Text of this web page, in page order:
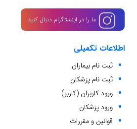
ما را در اینستاگرام دنبال کنید
اطلاعات تکمیلی
ثبت نام بیماران
ثبت نام پزشکان
ورود کاربران (کاربر)
ورود پزشکان
قوانین و مقررات